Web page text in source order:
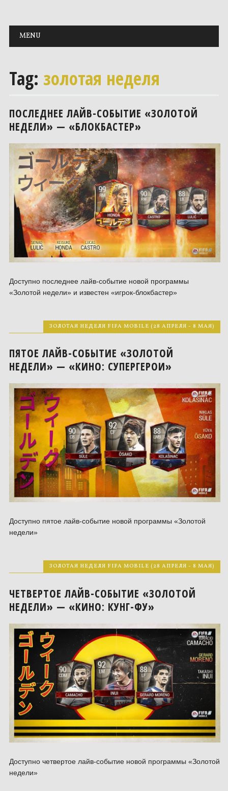
Main menu
Skip to content
MENU
Tag: золотая неделя
ПОСЛЕДНЕЕ ЛАЙВ-СОБЫТИЕ «ЗОЛОТОЙ
НЕДЕЛИ» — «БЛОКБАСТЕР»
Доступно последнее лайв-событие новой программы
«Золотой недели» и известен «игрок-блокбастер»
ЗОЛОТАЯ НЕДЕЛЯ FIFA MOBILE (28 АПРЕЛЯ - 8 МАЯ)
ПЯТОЕ ЛАЙВ-СОБЫТИЕ «ЗОЛОТОЙ
НЕДЕЛИ» — «КИНО: СУПЕРГЕРОИ»
Доступно пятое лайв-событие новой программы «Золотой
недели»
ЗОЛОТАЯ НЕДЕЛЯ FIFA MOBILE (28 АПРЕЛЯ - 8 МАЯ)
ЧЕТВЕРТОЕ ЛАЙВ-СОБЫТИЕ «ЗОЛОТОЙ
НЕДЕЛИ» — «КИНО: КУНГ-ФУ»
Доступно четвертое лайв-событие новой программы «Золотой
недели»